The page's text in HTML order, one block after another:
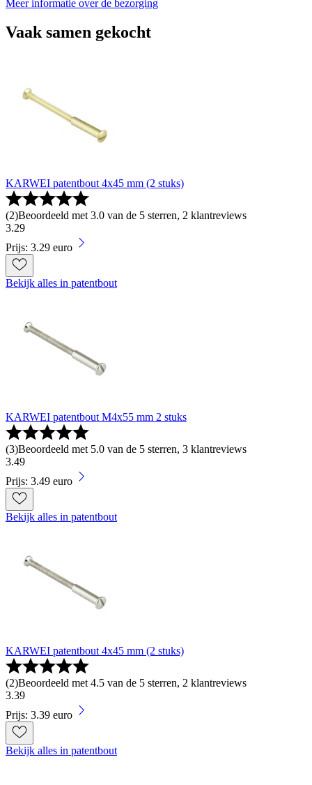
Meer informatie over de bezorging
Vaak samen gekocht
KARWEI patentbout 4x45 mm (2 stuks)
(2)Beoordeeld met 3.0 van de 5 sterren, 2 klantreviews
3.29
Prijs: 3.29 euro
Bekijk alles in patentbout
KARWEI patentbout M4x55 mm 2 stuks
(3)Beoordeeld met 5.0 van de 5 sterren, 3 klantreviews
3.49
Prijs: 3.49 euro
Bekijk alles in patentbout
KARWEI patentbout 4x45 mm (2 stuks)
(2)Beoordeeld met 4.5 van de 5 sterren, 2 klantreviews
3.39
Prijs: 3.39 euro
Bekijk alles in patentbout